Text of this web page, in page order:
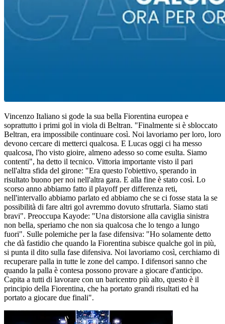
Vincenzo Italiano si gode la sua bella Fiorentina europea e
soprattutto i primi gol in viola di Beltran. "Finalmente si è sbloccato
Beltran, era impossibile continuare così. Noi lavoriamo per loro, loro
devono cercare di metterci qualcosa. E Lucas oggi ci ha messo
qualcosa, l'ho visto gioire, almeno adesso so come esulta. Siamo
contenti", ha detto il tecnico. Vittoria importante visto il pari
nell'altra sfida del girone: "Era questo l'obiettivo, sperando in
risultato buono per noi nell'altra gara. E alla fine è stato così. Lo
scorso anno abbiamo fatto il playoff per differenza reti,
nell'intervallo abbiamo parlato ed abbiamo che se ci fosse stata la se
possibilità di fare altri gol avremmo dovuto sfruttarla. Siamo stati
bravi". Preoccupa Kayode: "Una distorsione alla caviglia sinistra
non bella, speriamo che non sia qualcosa che lo tengo a lungo
fuori". Sulle polemiche per la fase difensiva: "Ho solamente detto
che dà fastidio che quando la Fiorentina subisce qualche gol in più,
si punta il dito sulla fase difensiva. Noi lavoriamo così, cerchiamo di
recuperare palla in tutte le zone del campo. I difensori sanno che
quando la palla è contesa possono provare a giocare d'anticipo.
Capita a tutti di lavorare con un baricentro più alto, questo è il
principio della Fiorentina, che ha portato grandi risultati ed ha
portato a giocare due finali".